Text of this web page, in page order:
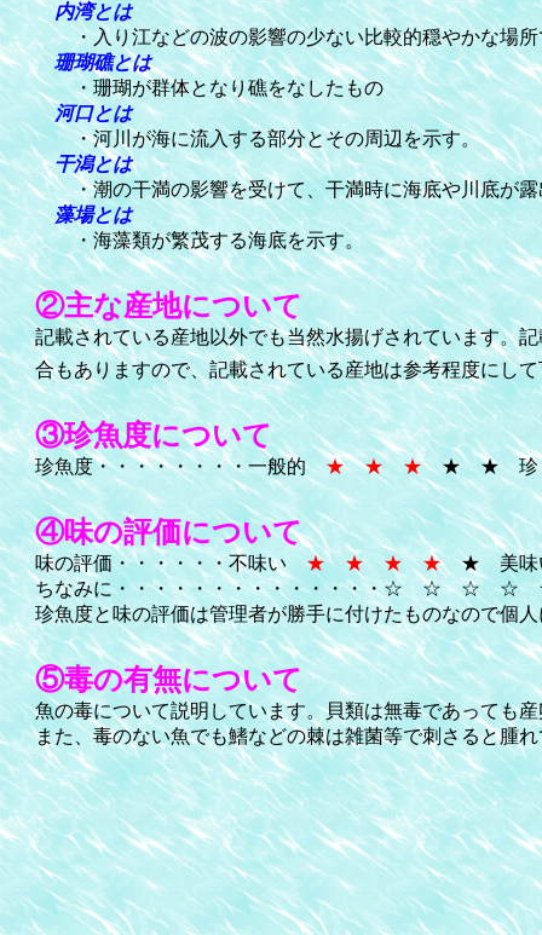
内湾とは
・入り江などの波の影響の少ない比較的穏やかな場所
珊瑚礁とは
・珊瑚が群体となり礁をなしたもの
河口とは
・河川が海に流入する部分とその周辺を示す。
干潟とは
・潮の干満の影響を受けて、干満時に海底や川底が露
藻場とは
・海藻類が繁茂する海底を示す。
②主な産地について
記載されている産地以外でも当然水揚げされています。
合もありますので、記載されている産地は参考程度にし
③珍魚度について
珍魚度・・・・・・・・一般的★ ★ ★★ ★ 珍
④味の評価について
味の評価・・・・・・不味い★ ★ ★ ★★ 美味
ちなみに・・・・・・・・・・・・・・☆ ☆ ☆
珍魚度と味の評価は管理者が勝手に付けたものなので個
⑤毒の有無について
魚の毒について説明しています。貝類は無毒であっても
また、毒のない魚でも鰭などの棘は雑菌等で刺さると腫